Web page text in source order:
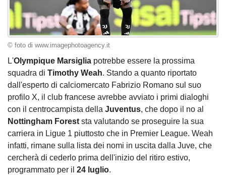
© foto di www.imagephotoagency.it
L'Olympique Marsiglia potrebbe essere la prossima
squadra di Timothy Weah. Stando a quanto riportato
dall'esperto di calciomercato Fabrizio Romano sul suo
profilo X, il club francese avrebbe avviato i primi dialoghi
con il centrocampista della Juventus, che dopo il no al
Nottingham Forest sta valutando se proseguire la sua
carriera in Ligue 1 piuttosto che in Premier League. Weah
infatti, rimane sulla lista dei nomi in uscita dalla Juve, che
cercherà di cederlo prima dell'inizio del ritiro estivo,
programmato per il 24 luglio.